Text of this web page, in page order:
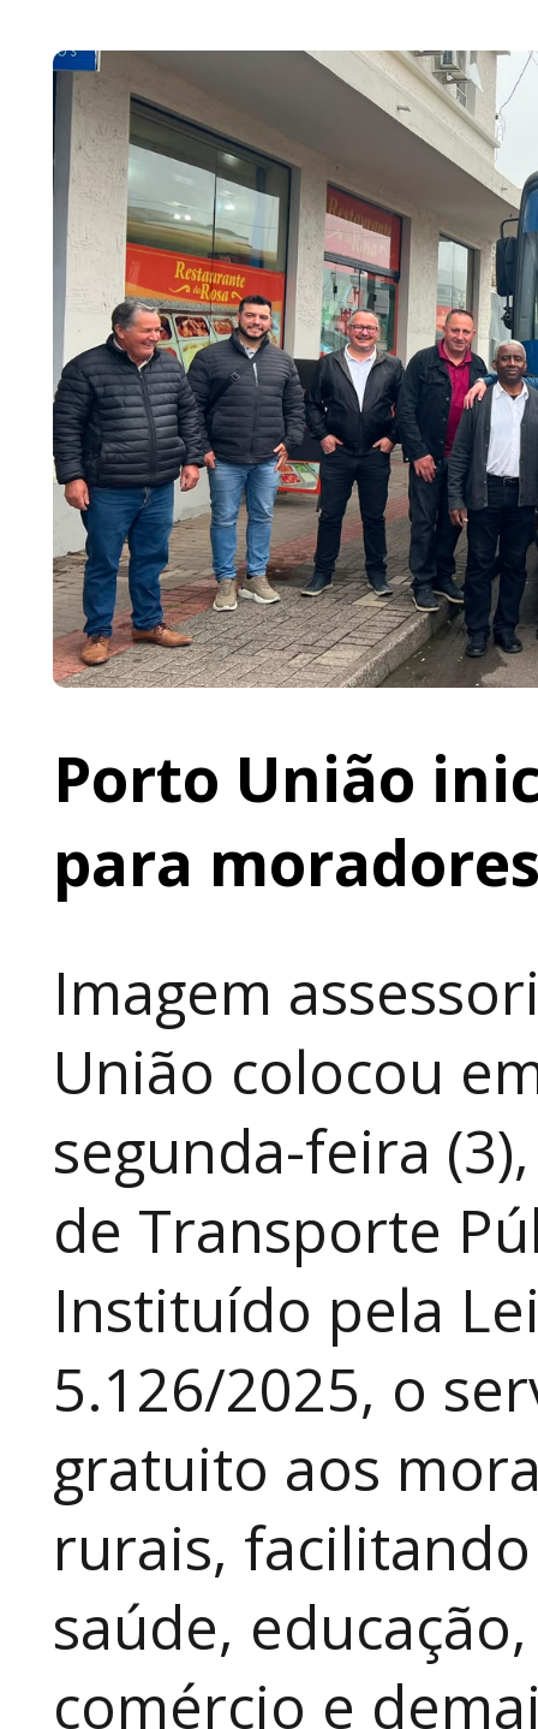
Porto União
para
Imagem
União colocou
segunda-feira
de Transporte
Instituído pela
5.126/2025, o
gratuito aos
rurais,
saúde,
comércio e